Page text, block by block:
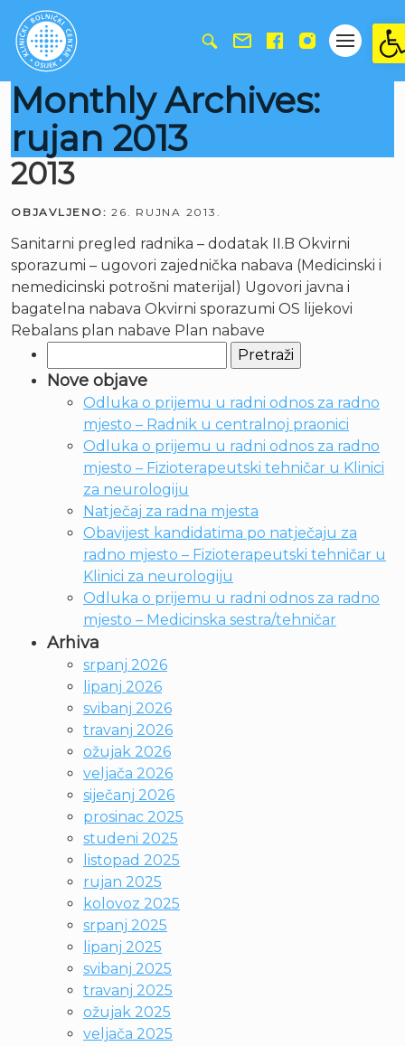
Monthly Archives:
rujan 2013
2013
OBJAVLJENO: 26. RUJNA 2013.
Sanitarni pregled radnika – dodatak II.B Okvirni
sporazumi – ugovori zajednička nabava (Medicinski i
nemedicinski potrošni materijal) Ugovori javna i
bagatelna nabava Okvirni sporazumi OS lijekovi
Rebalans plan nabave Plan nabave
Nove objave
Odluka o prijemu u radni odnos za radno
mjesto – Radnik u centralnoj praonici
Odluka o prijemu u radni odnos za radno
mjesto – Fizioterapeutski tehničar u Klinici
za neurologiju
Natječaj za radna mjesta
Obavijest kandidatima po natječaju za
radno mjesto – Fizioterapeutski tehničar u
Klinici za neurologiju
Odluka o prijemu u radni odnos za radno
mjesto – Medicinska sestra/tehničar
Arhiva
srpanj 2026
lipanj 2026
svibanj 2026
travanj 2026
ožujak 2026
veljača 2026
siječanj 2026
prosinac 2025
studeni 2025
listopad 2025
rujan 2025
kolovoz 2025
srpanj 2025
lipanj 2025
svibanj 2025
travanj 2025
ožujak 2025
veljača 2025